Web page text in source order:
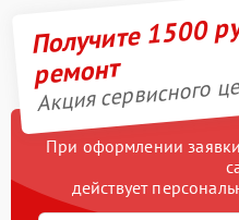
Получите 1500
ремонт
Акция сервисного
При оформлении
действует